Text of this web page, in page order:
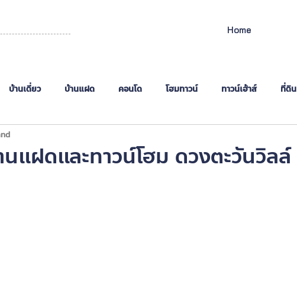
Home
บ้านเดี่ยว บ้านแฝด คอนโด โฮมทาวน์ ทาวน์เฮ้าส์ ที่ดิน
ภาษี
นแฝดและทาวน์โฮม ดวงตะวันวิลล์